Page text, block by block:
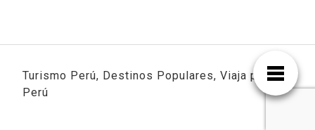
Turismo Perú, Destinos Populares, Viaja por
Perú